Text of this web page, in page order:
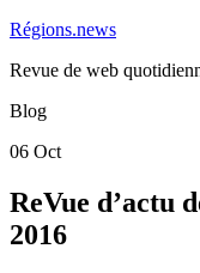
Régions.news
Revue de web
Blog
06 Oct
ReVue d’actu
2016